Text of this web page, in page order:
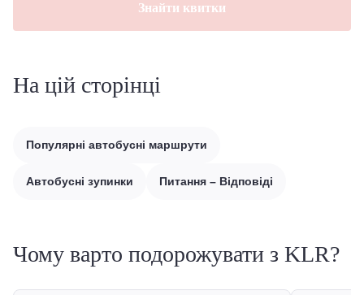
Знайти квитки
На цій сторінці
Популярні автобусні маршрути
Автобусні зупинки Питання – Відповіді
Чому варто подорожувати з KLR?